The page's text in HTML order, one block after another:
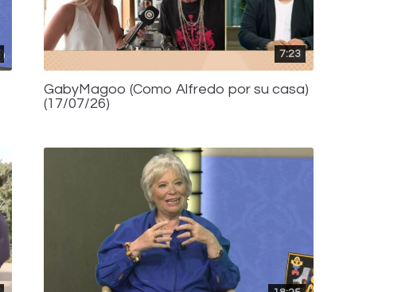
7:23
GabyMagoo (Como Alfredo por su casa)
(17/07/26)